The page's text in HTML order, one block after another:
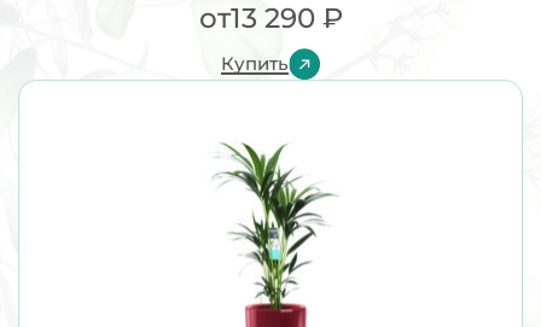
от13 290 ₽
Купить